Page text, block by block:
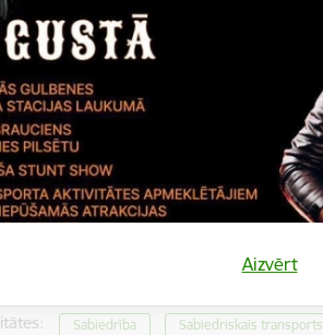
Aizvērt
nozīmes maršrutā nr. 6488
agrāk - plkst. 6.15 (iepriekš – plkst.
sabiedriskā transporta pakalpojumus
ar Vidzemes, Latgales un Rīgas
Heinsberga VSIA “Autotransporta
Sabiedrība Sabiedriskais transports